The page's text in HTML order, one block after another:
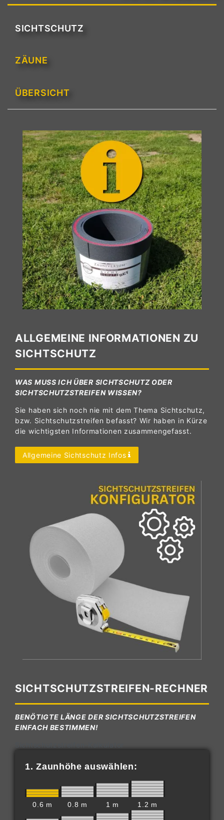
SICHTSCHUTZ
ZÄUNE
ÜBERSICHT
ALLGEMEINE INFORMATIONEN ZU
SICHTSCHUTZ
WAS MUSS ICH ÜBER SICHTSCHUTZ ODER
SICHTSCHUTZSTREIFEN WISSEN?
Sie haben sich noch nie mit dem Thema Sichtschutz,
bzw. Sichtschutzstreifen befasst? Wir haben in Kürze
die wichtigsten Informationen zusammengefasst.
Allgemeine Sichtschutz Infos
SICHTSCHUTZSTREIFEN-RECHNER
BENÖTIGTE LÄNGE DER SICHTSCHUTZSTREIFEN
EINFACH BESTIMMEN!
1. Zaunhöhe auswählen:
0.6 m 0.8 m 1 m 1.2 m